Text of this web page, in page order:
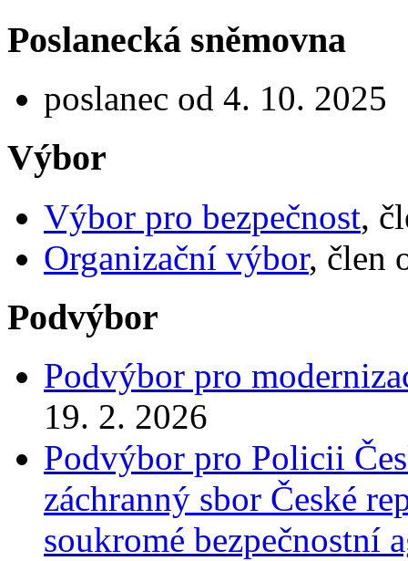
Poslanecká sněmovna
poslanec od 4. 10. 2025
Výbor
Výbor pro bezpečnost,
Organizační výbor, člen
Podvýbor
Podvýbor pro
19. 2. 2026
Podvýbor pro Policii
záchranný sbor České
soukromé bezpečnostní